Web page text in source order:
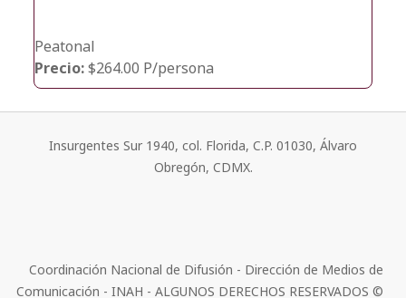
Peatonal
Precio:$264.00 P/persona
Insurgentes Sur 1940, col. Florida, C.P. 01030, Álvaro
Obregón, CDMX.
Coordinación Nacional de Difusión - Dirección de Medios de
Comunicación - INAH - ALGUNOS DERECHOS RESERVADOS ©